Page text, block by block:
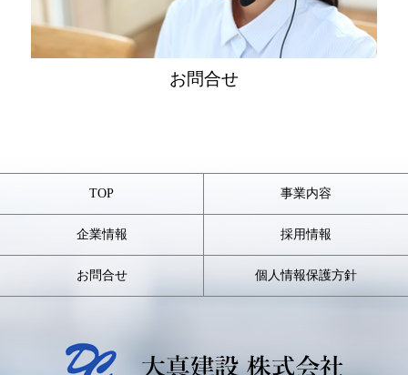
お知らせ
日本経済新聞にて掲載されました。
お問合せ
TOP 事業内容
企業情報 採用情報
お問合せ 個人情報保護方針